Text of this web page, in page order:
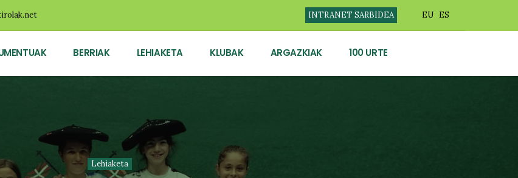
INTRANET SARBIDEA EU ES
BERRIAK LEHIAKETA KLUBAK ARGAZKIAK 100 URTE
Lehiaketa